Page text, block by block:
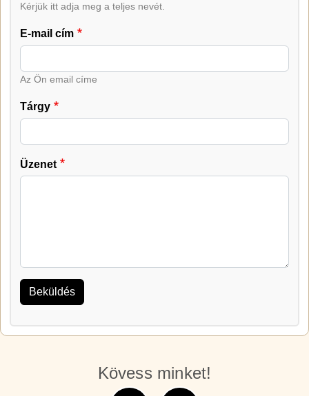
Kérjük itt adja meg a teljes nevét.
E-mail cím
Az Ön email címe
Tárgy
Üzenet
Kövess minket!